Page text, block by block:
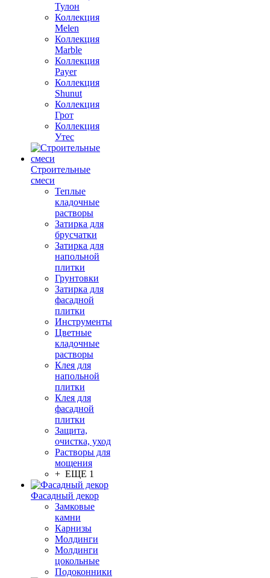
Тулон
Коллекция
Melen
Коллекция
Marble
Коллекция
Payer
Коллекция
Shunut
Коллекция
Грот
Коллекция
Утес
Строительные
смеси
Теплые
кладочные
растворы
Затирка для
брусчатки
Затирка для
напольной
плитки
Грунтовки
Затирка для
фасадной
плитки
Инструменты
Цветные
кладочные
растворы
Клея для
напольной
плитки
Клея для
фасадной
плитки
Защита,
очистка, уход
Растворы для
мощения
+ ЕЩЕ 1
Фасадный декор
Замковые
камни
Карнизы
Молдинги
Молдинги
цокольные
Подоконники